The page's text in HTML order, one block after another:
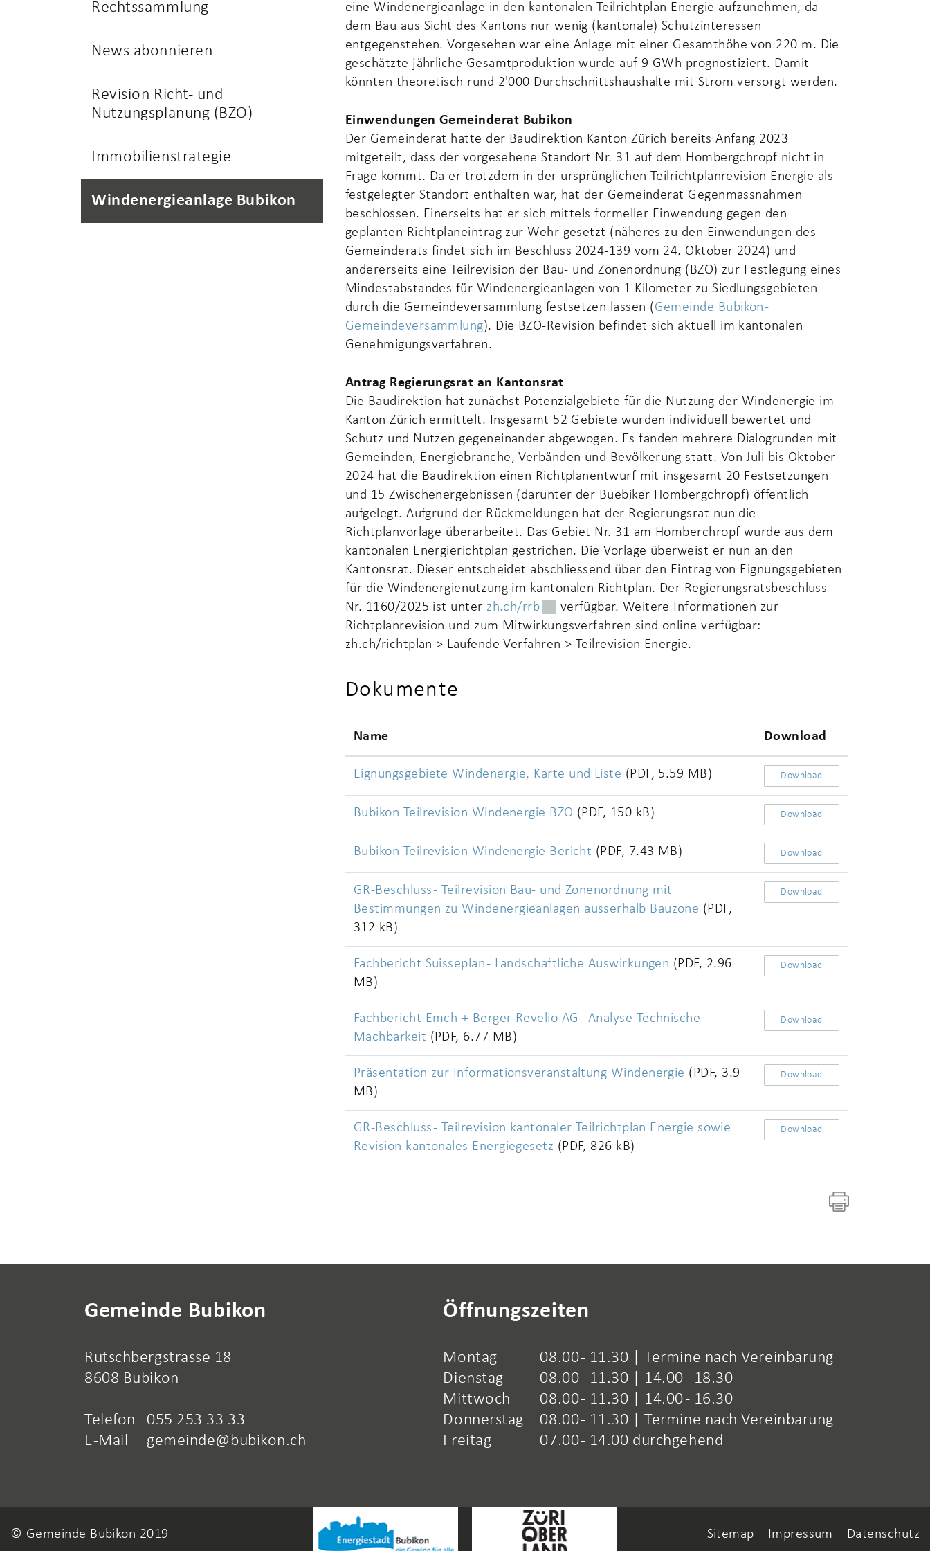
Rechtssammlung
News abonnieren
Revision Richt- und
Nutzungsplanung (BZO)
Immobilienstrategie
Windenergieanlage Bubikon (ausgewählt)
eine Windenergieanlage in den kantonalen Teilrichtplan Energie aufzunehmen, da
dem Bau aus Sicht des Kantons nur wenig (kantonale) Schutzinteressen
entgegenstehen. Vorgesehen war eine Anlage mit einer Gesamthöhe von 220 m. Die
geschätzte jährliche Gesamtproduktion wurde auf 9 GWh prognostiziert. Damit
könnten theoretisch rund 2'000 Durchschnittshaushalte mit Strom versorgt werden.
Einwendungen Gemeinderat Bubikon
Der Gemeinderat hatte der Baudirektion Kanton Zürich bereits Anfang 2023
mitgeteilt, dass der vorgesehene Standort Nr. 31 auf dem Hombergchropf nicht in
Frage kommt. Da er trotzdem in der ursprünglichen Teilrichtplanrevision Energie als
festgelegter Standort enthalten war, hat der Gemeinderat Gegenmassnahmen
beschlossen. Einerseits hat er sich mittels formeller Einwendung gegen den
geplanten Richtplaneintrag zur Wehr gesetzt (näheres zu den Einwendungen des
Gemeinderats findet sich im Beschluss 2024-139 vom 24. Oktober 2024) und
andererseits eine Teilrevision der Bau- und Zonenordnung (BZO) zur Festlegung eines
Mindestabstandes für Windenergieanlagen von 1 Kilometer zu Siedlungsgebieten
durch die Gemeindeversammlung festsetzen lassen ( Gemeinde Bubikon -
Gemeindeversammlung). Die BZO-Revision befindet sich aktuell im kantonalen
Genehmigungsverfahren.
Antrag Regierungsrat an Kantonsrat
Die Baudirektion hat zunächst Potenzialgebiete für die Nutzung der Windenergie im
Kanton Zürich ermittelt. Insgesamt 52 Gebiete wurden individuell bewertet und
Schutz und Nutzen gegeneinander abgewogen. Es fanden mehrere Dialogrunden mit
Gemeinden, Energiebranche, Verbänden und Bevölkerung statt. Von Juli bis Oktober
2024 hat die Baudirektion einen Richtplanentwurf mit insgesamt 20 Festsetzungen
und 15 Zwischenergebnissen (darunter der Buebiker Hombergchropf) öffentlich
aufgelegt. Aufgrund der Rückmeldungen hat der Regierungsrat nun die
Richtplanvorlage überarbeitet. Das Gebiet Nr. 31 am Homberchropf wurde aus dem
kantonalen Energierichtplan gestrichen. Die Vorlage überweist er nun an den
Kantonsrat. Dieser entscheidet abschliessend über den Eintrag von Eignungsgebieten
für die Windenergienutzung im kantonalen Richtplan. Der Regierungsratsbeschluss
Nr. 1160/2025 ist unter zh.ch/rrb Externer Link wird in einem neuen Fenster geöffnet.
verfügbar. Weitere Informationen zur
Richtplanrevision und zum Mitwirkungsverfahren sind online verfügbar:
zh.ch/richtplan > Laufende Verfahren > Teilrevision Energie.
Dokumente
Name Download
Eignungsgebiete Windenergie, Karte und Liste (PDF, 5.59 MB) Download
Bubikon Teilrevision Windenergie BZO (PDF, 150 kB) Download
Bubikon Teilrevision Windenergie Bericht (PDF, 7.43 MB) Download
GR-Beschluss - Teilrevision Bau- und Zonenordnung mit
Bestimmungen zu Windenergieanlagen ausserhalb Bauzone (PDF,
312 kB)
Download
Fachbericht Suisseplan - Landschaftliche Auswirkungen (PDF, 2.96
MB)
Download
Fachbericht Emch + Berger Revelio AG - Analyse Technische
Machbarkeit (PDF, 6.77 MB)
Download
Präsentation zur Informationsveranstaltung Windenergie (PDF, 3.9
MB)
Download
GR-Beschluss - Teilrevision kantonaler Teilrichtplan Energie sowie
Revision kantonales Energiegesetz (PDF, 826 kB)
Download
Gemeinde Bubikon
Rutschbergstrasse 18
8608 Bubikon
Telefon
055 253 33 33
E-Mail
gemeinde@bubikon.ch
Öffnungszeiten
Montag
08.00 - 11.30 | Termine nach Vereinbarung
Dienstag
08.00 - 11.30 | 14.00 - 18.30
Mittwoch
08.00 - 11.30 | 14.00 - 16.30
Donnerstag
08.00 - 11.30 | Termine nach Vereinbarung
Freitag
07.00 - 14.00 durchgehend
© Gemeinde Bubikon 2019 Sitemap Impressum Datenschutz